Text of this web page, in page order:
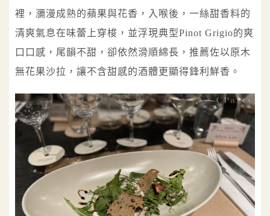
裡，瀰漫成熟的蘋果與花香，入喉後，一絲甜香料的
清爽氣息在味蕾上穿梭，並浮現典型Pinot Grigio的爽
口口感，尾韻不甜，卻依然滑順綿長，推薦佐以原木
無花果沙拉，讓不含甜感的酒體更顯得鋒利鮮香。